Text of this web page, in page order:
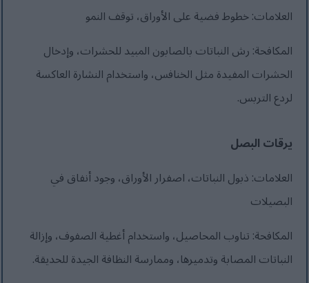
العلامات: خطوط فضية على الأوراق، توقف النمو
المكافحة: رش النباتات بالصابون المبيد للحشرات، وإدخال
الحشرات المفيدة مثل الخنافس، واستخدام النشارة العاكسة
لردع التربس.
يرقات البصل
العلامات: ذبول النباتات، اصفرار الأوراق، وجود أنفاق في
البصيلات
المكافحة: تناوب المحاصيل، واستخدام أغطية الصفوف، وإزالة
النباتات المصابة وتدميرها، وممارسة النظافة الجيدة للحديقة.